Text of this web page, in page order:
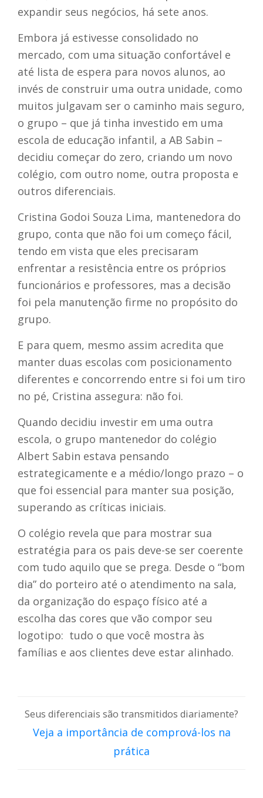
expandir seus negócios, há sete anos.
Embora já estivesse consolidado no
mercado, com uma situação confortável e
até lista de espera para novos alunos, ao
invés de construir uma outra unidade, como
muitos julgavam ser o caminho mais seguro,
o grupo – que já tinha investido em uma
escola de educação infantil, a AB Sabin –
decidiu começar do zero, criando um novo
colégio, com outro nome, outra proposta e
outros diferenciais.
Cristina Godoi Souza Lima, mantenedora do
grupo, conta que não foi um começo fácil,
tendo em vista que eles precisaram
enfrentar a resistência entre os próprios
funcionários e professores, mas a decisão
foi pela manutenção firme no propósito do
grupo.
E para quem, mesmo assim acredita que
manter duas escolas com posicionamento
diferentes e concorrendo entre si foi um tiro
no pé, Cristina assegura: não foi.
Quando decidiu investir em uma outra
escola, o grupo mantenedor do colégio
Albert Sabin estava pensando
estrategicamente e a médio/longo prazo – o
que foi essencial para manter sua posição,
superando as críticas iniciais.
O colégio revela que para mostrar sua
estratégia para os pais deve-se ser coerente
com tudo aquilo que se prega. Desde o “bom
dia” do porteiro até o atendimento na sala,
da organização do espaço físico até a
escolha das cores que vão compor seu
logotipo: tudo o que você mostra às
famílias e aos clientes deve estar alinhado.
Seus diferenciais são transmitidos diariamente?
Veja a importância de comprová-los na
prática